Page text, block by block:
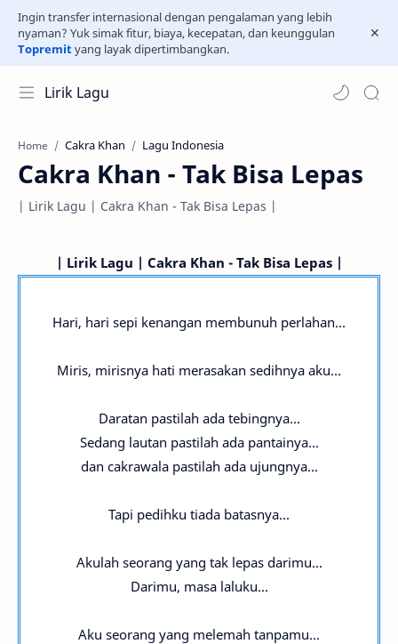
Ingin transfer internasional dengan pengalaman yang lebih
nyaman? Yuk simak fitur, biaya, kecepatan, dan keunggulan
Topremityang layak dipertimbangkan.
Lirik Lagu
Home Cakra Khan Lagu Indonesia
Cakra Khan - Tak Bisa Lepas
| Lirik Lagu | Cakra Khan - Tak Bisa Lepas |
| Lirik Lagu | Cakra Khan - Tak Bisa Lepas |
Hari, hari sepi kenangan membunuh perlahan...
Miris, mirisnya hati merasakan sedihnya aku...
Daratan pastilah ada tebingnya...
Sedang lautan pastilah ada pantainya...
dan cakrawala pastilah ada ujungnya...
Tapi pedihku tiada batasnya...
Akulah seorang yang tak lepas darimu...
Darimu, masa laluku...
Aku seorang yang melemah tanpamu...